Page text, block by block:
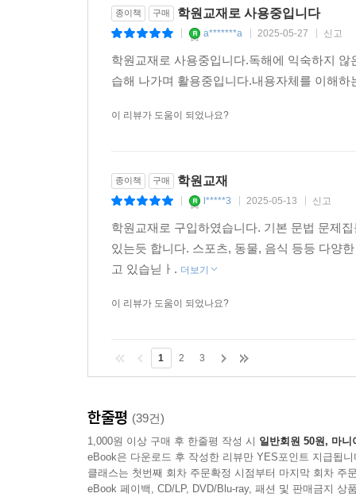
종이책 구매 학원교재로 사용중입니다
a*******a 2025-05-27 신고
학원교재로 사용중입니다.독해에 익숙하지
습해 나가며 활용중입니다.내용자체를 이해
이 리뷰가 도움이 되었나요?
종이책 구매 학원교재
l*****3 2025-05-13 신고
학원교재로 구입하였습니다. 기본 문법 문제
있는듯 합니다. 스포츠, 동물, 음식 등등 다양
고 있습닏ㅏ. 더보기
이 리뷰가 도움이 되었나요?
1 2 3
한줄평 (39건)
1,000원 이상 구매 후 한줄평 작성 시 일반회원 50원, 마니
eBook은 다운로드 후 작성한 리뷰만 YES포인트 지급됩니
클래스는 첫번째 회차 주문확정 시점부터 마지막 회차 주
eBook 페이백, CD/LP, DVD/Blu-ray, 패션 및 판매금지 상